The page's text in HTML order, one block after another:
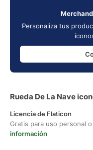
Personaliza tus
Rueda De La Nave
Licencia de Flaticon
Gratis para uso personal
información